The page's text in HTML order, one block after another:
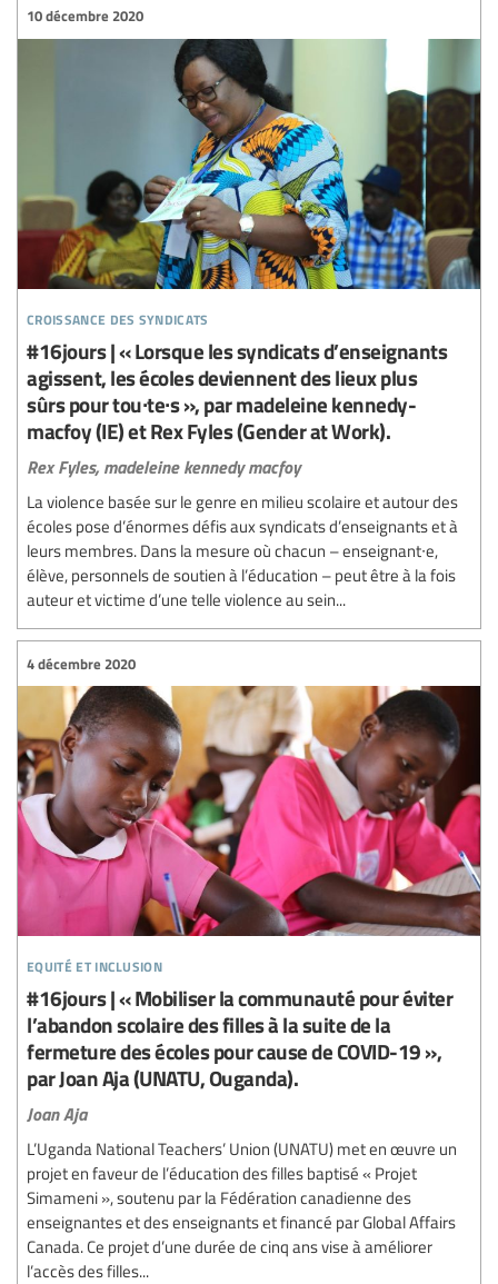
croissance des syndicats
10 décembre 2020
#16jours | « Lorsque les syndicats d’enseignants
agissent, les écoles deviennent des lieux plus
sûrs pour tou∙te∙s », par madeleine kennedy-
macfoy (IE) et Rex Fyles (Gender at Work).
Rex Fyles, madeleine kennedy macfoy
La violence basée sur le genre en milieu scolaire et autour des
écoles pose d’énormes défis aux syndicats d’enseignants et à
leurs membres. Dans la mesure où chacun – enseignant∙e,
élève, personnels de soutien à l’éducation – peut être à la fois
auteur et victime d’une telle violence au sein...
equité et inclusion
4 décembre 2020
#16jours | « Mobiliser la communauté pour éviter
l’abandon scolaire des filles à la suite de la
fermeture des écoles pour cause de COVID-19 »,
par Joan Aja (UNATU, Ouganda).
Joan Aja
L’Uganda National Teachers’ Union (UNATU) met en œuvre un
projet en faveur de l’éducation des filles baptisé « Projet
Simameni », soutenu par la Fédération canadienne des
enseignantes et des enseignants et financé par Global Affairs
Canada. Ce projet d’une durée de cinq ans vise à améliorer
l’accès des filles...